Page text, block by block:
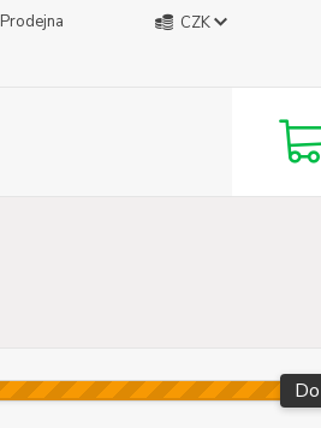
Prodejna
CZK
Do